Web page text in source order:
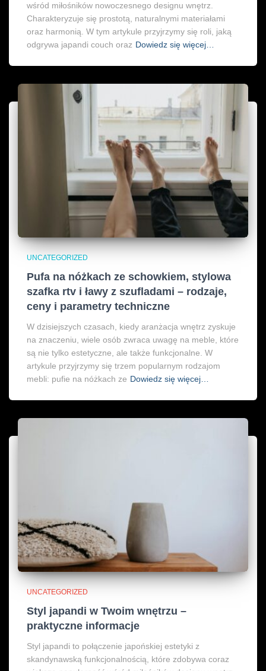
wśród miłośników nowoczesnego designu wnętrz.
Charakteryzuje się prostotą, naturalnymi materiałami
oraz harmonią. W tym artykule przyjrzymy się roli, jaką
odgrywa japandi couch oraz Dowiedz się więcej…
UNCATEGORIZED
Pufa na nóżkach ze schowkiem, stylowa
szafka rtv i ławy z szufladami – rodzaje,
ceny i parametry techniczne
W dzisiejszych czasach, kiedy aranżacja wnętrz zyskuje
na znaczeniu, wiele osób zwraca uwagę na meble, które
są nie tylko estetyczne, ale także funkcjonalne. W
artykule przyjrzymy się trzem popularnym rodzajom
mebli: pufie na nóżkach ze Dowiedz się więcej…
UNCATEGORIZED
Styl japandi w Twoim wnętrzu –
praktyczne informacje
Styl japandi to połączenie japońskiej estetyki z
skandynawską funkcjonalnością, które zdobywa coraz